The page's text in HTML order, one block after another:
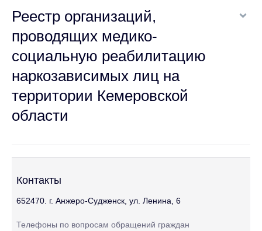
Реестр организаций,
проводящих медико-
социальную реабилитацию
наркозависимых лиц на
территории Кемеровской
области
Контакты
652470. г. Анжеро-Судженск, ул. Ленина, 6
Телефоны по вопросам обращений граждан